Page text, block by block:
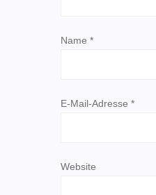
v
g
t
Name *
E-Mail-Adresse *
Website